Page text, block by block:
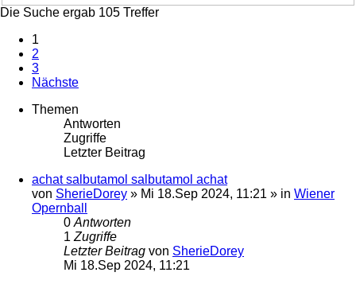
Die Suche ergab 105 Treffer
1
2
3
Nächste
Themen
Antworten
Zugriffe
Letzter Beitrag
achat salbutamol salbutamol achat
von SherieDorey » Mi 18.Sep 2024, 11:21 » in Wiener
Opernball
0 Antworten
1 Zugriffe
Letzter Beitrag von SherieDorey
Mi 18.Sep 2024, 11:21